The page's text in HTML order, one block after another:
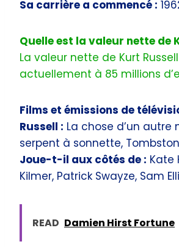
Sa carrière a commencé :
Quelle est la valeur nette de
La valeur nette de Kurt Russell
actuellement à 85 millions
Films et émissions de
Russell : La chose d’un autre
serpent à sonnette,
Joue-t-il aux côtés de : Kate
Kilmer, Patrick Swayze, Sam
READ Damien Hirst Fortune